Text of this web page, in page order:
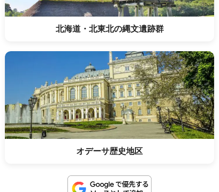
北海道・北東北の縄文遺跡群
オデーサ歴史地区